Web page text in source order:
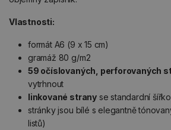
Vlastnosti:
formát A6 (9 x 15 cm)
gramáž 80 g/m2
59 očíslovaných, perforovaných
vytrhnout
linkované stranyse standardní
stránky jsou bílé s elegantně
listů)